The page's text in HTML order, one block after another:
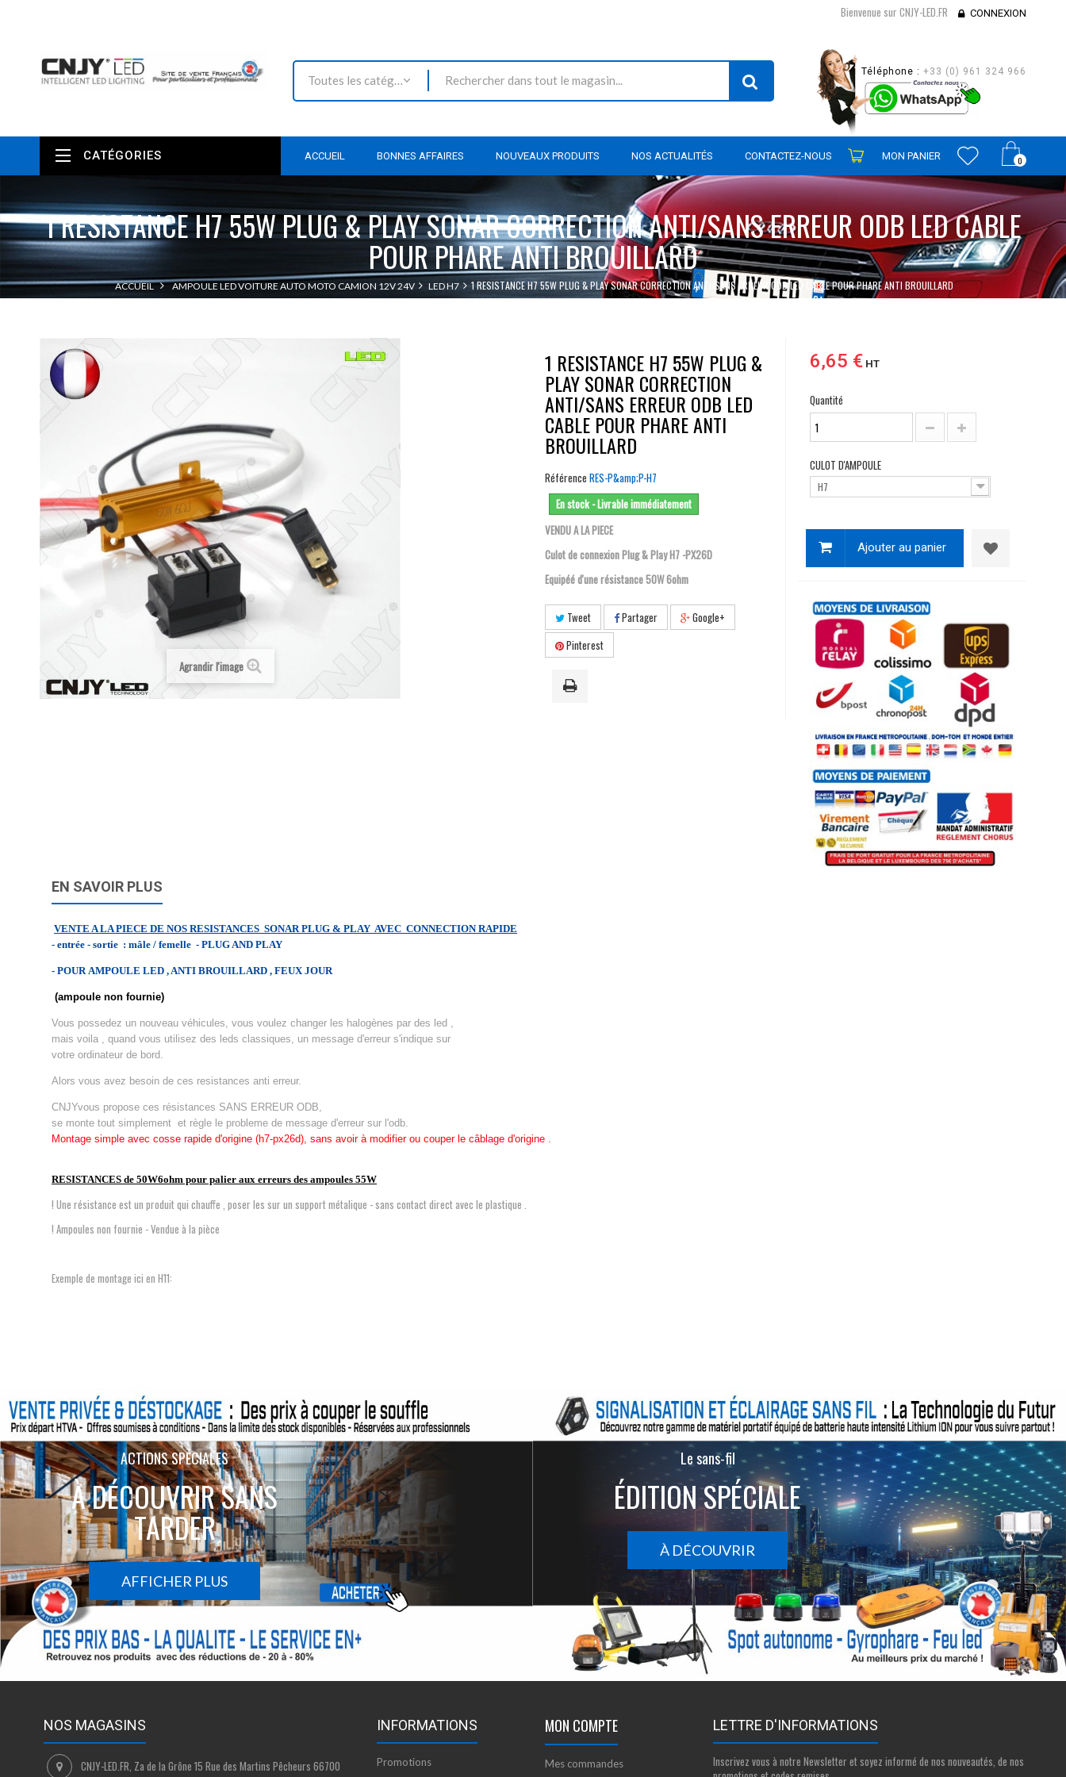
Bienvenue sur CNJY-LED.FR CONNEXION
Toutes les catégories
Téléphone : +33 (0) 961 324 966
0
ACCUEIL BONNES AFFAIRES NOUVEAUX PRODUITS NOS ACTUALITÉS CONTACTEZ-NOUS MON PANIER
CATÉGORIES
1 RESISTANCE H7 55W PLUG & PLAY SONAR CORRECTION ANTI/SANS ERREUR ODB LED CABLE
POUR PHARE ANTI BROUILLARD
ACCUEIL AMPOULE LED VOITURE AUTO MOTO CAMION 12V 24V LED H7 1 RESISTANCE H7 55W PLUG & PLAY SONAR CORRECTION ANTI/SANS ERREUR ODB LED CABLE POUR PHARE ANTI BROUILLARD
Agrandir l'image
1 RESISTANCE H7 55W PLUG &
PLAY SONAR CORRECTION
ANTI/SANS ERREUR ODB LED
CABLE POUR PHARE ANTI
BROUILLARD
Référence RES-P&amp;P-H7
En stock - Livrable immédiatement
VENDU A LA PIECE
Culot de connexion Plug & Play H7 -PX26D
Equipéé d'une résistance 50W 6ohm
Tweet Partager
Google+
Pinterest
6,65 €HT
Quantité
CULOT D'AMPOULE
H7
Ajouter au panier
EN SAVOIR PLUS
VENTE A LA PIECE DE NOS RESISTANCES SONAR PLUG & PLAY AVEC CONNECTION RAPIDE
- entrée - sortie : mâle / femelle - PLUG AND PLAY
- POUR AMPOULE LED , ANTI BROUILLARD , FEUX JOUR
(ampoule non fournie)
Vous possedez un nouveau véhicules, vous voulez changer les halogènes par des led ,
mais voila , quand vous utilisez des leds classiques, un message d'erreur s'indique sur
votre ordinateur de bord.
Alors vous avez besoin de ces resistances anti erreur.
CNJYvous propose ces résistances SANS ERREUR ODB,
se monte tout simplement et règle le probleme de message d'erreur sur l'odb.
Montage simple avec cosse rapide d'origine (h7-px26d), sans avoir à modifier ou couper le câblage d'origine .
RESISTANCES de 50W6ohm pour palier aux erreurs des ampoules 55W
! Une résistance est un produit qui chauffe , poser les sur un support métalique - sans contact direct avec le plastique .
! Ampoules non fournie - Vendue à la pièce
Exemple de montage ici en H11:
ACTIONS SPÉCIALES
À DÉCOUVRIR SANS
TARDER
AFFICHER PLUS
Le sans-fil
ÉDITION SPÉCIALE
À DÉCOUVRIR
NOS MAGASINS
CNJY-LED.FR, Za de la Grône 15 Rue des Martins Pêcheurs 66700
INFORMATIONS
Promotions
MON COMPTE
Mes commandes
LETTRE D'INFORMATIONS
Inscrivez vous à notre Newsletter et soyez informé de nos nouveautés, de nos